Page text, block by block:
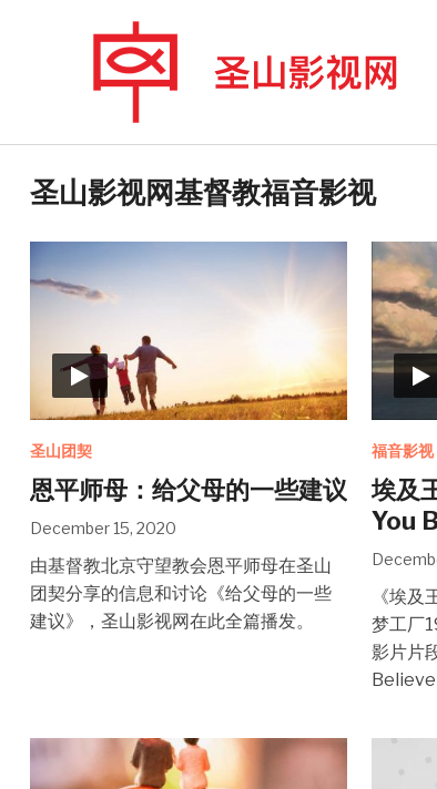
圣山影视网基督教福音影视
圣山团契
恩平师母：给父母的一些建议
December 15, 2020
由基督教北京守望教会恩平师母在圣山
团契分享的信息和讨论《给父母的一些
建议》，圣山影视网在此全篇播发。
福音影视
埃及
You
《埃
梦工厂
影片片
Believe